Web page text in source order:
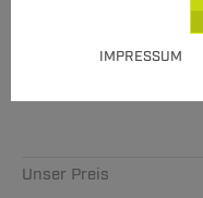
IMPRESSUM
Unser Preis